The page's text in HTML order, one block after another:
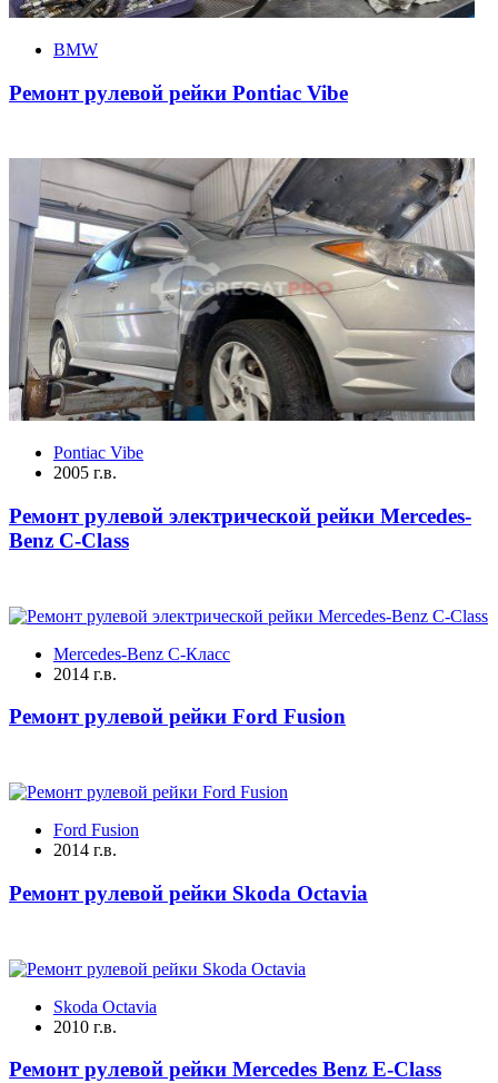
BMW
Ремонт рулевой рейки Pontiac Vibe
Pontiac Vibe
2005 г.в.
Ремонт рулевой электрической рейки Mercedes-
Benz C-Class
Mercedes-Benz C-Класс
2014 г.в.
Ремонт рулевой рейки Ford Fusion
Ford Fusion
2014 г.в.
Ремонт рулевой рейки Skoda Octavia
Skoda Octavia
2010 г.в.
Ремонт рулевой рейки Mercedes Benz E-Class